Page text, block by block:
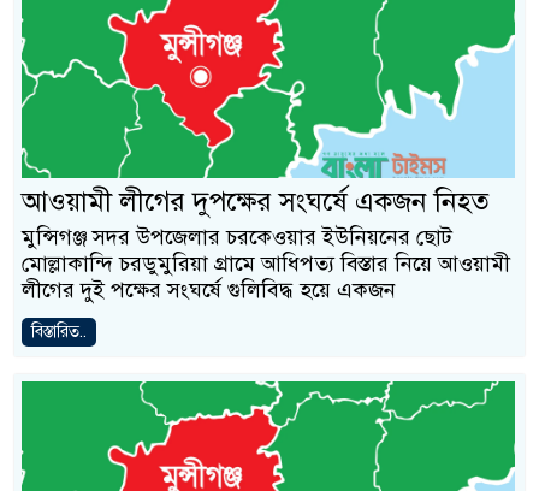
আওয়ামী লীগের দুপক্ষের সংঘর্ষে একজন নিহত
মুন্সিগঞ্জ সদর উপজেলার চরকেওয়ার ইউনিয়নের ছোট
মোল্লাকান্দি চরডুমুরিয়া গ্রামে আধিপত্য বিস্তার নিয়ে আওয়ামী
লীগের দুই পক্ষের সংঘর্ষে গুলিবিদ্ধ হয়ে একজন
বিস্তারিত..